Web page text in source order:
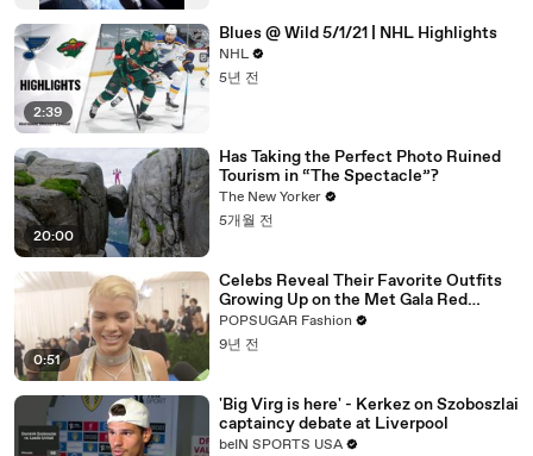
2:39
Blues @ Wild 5/1/21 | NHL Highlights
NHL
5년 전
20:00
Has Taking the Perfect Photo Ruined
Tourism in “The Spectacle”?
The New Yorker
5개월 전
0:51
Celebs Reveal Their Favorite Outfits
Growing Up on the Met Gala Red
Carpet
POPSUGAR Fashion
9년 전
'Big Virg is here' - Kerkez on Szoboszlai
captaincy debate at Liverpool
beIN SPORTS USA